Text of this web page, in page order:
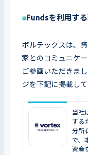
Fundsを利用す
ボルテックスは、
家とのコミュニケ
ご参画いただきま
ジを下記に掲載し
当社
する
分所
で、
資産